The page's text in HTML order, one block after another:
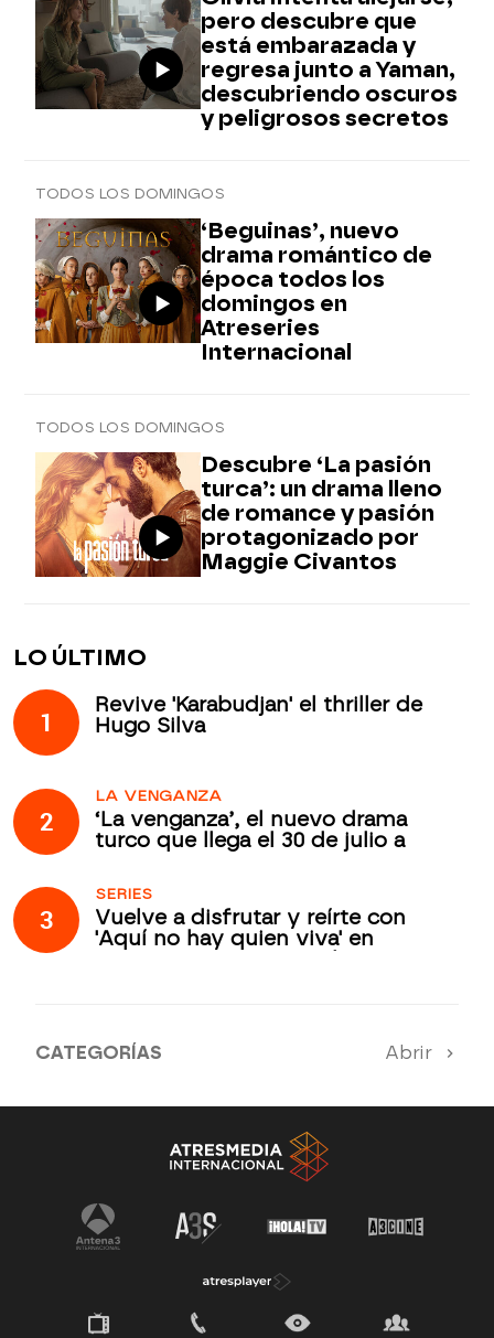
pero descubre que
está embarazada y
regresa junto a Yaman,
descubriendo oscuros
y peligrosos secretos
TODOS LOS DOMINGOS
‘Beguinas’, nuevo
drama romántico de
época todos los
domingos en
Atreseries
Internacional
TODOS LOS DOMINGOS
Descubre ‘La pasión
turca’: un drama lleno
de romance y pasión
protagonizado por
Maggie Civantos
LO ÚLTIMO
1
Revive 'Karabudjan' el thriller de
Hugo Silva
2
LA VENGANZA
‘La venganza’, el nuevo drama
turco que llega el 30 de julio a
3
SERIES
Vuelve a disfrutar y reírte con
'Aquí no hay quien viva' en
CATEGORÍAS Abrir
SERIES 100% EN ESPAÑOL ESTRENOS
SUEÑOS DE LIBERTAD